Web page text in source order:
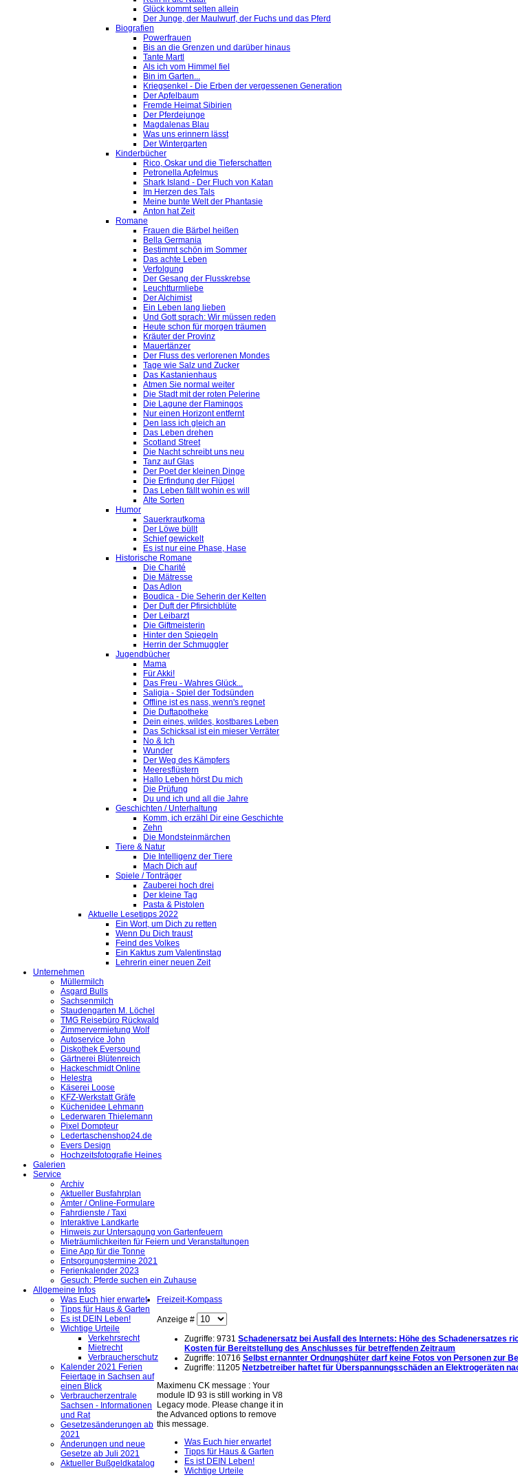
Glück kommt selten allein
Der Junge, der Maulwurf, der Fuchs und das Pferd
Biografien
Powerfrauen
Bis an die Grenzen und darüber hinaus
Tante Martl
Als ich vom Himmel fiel
Bin im Garten...
Kriegsenkel - Die Erben der vergessenen Generation
Der Apfelbaum
Fremde Heimat Sibirien
Der Pferdejunge
Magdalenas Blau
Was uns erinnern lässt
Der Wintergarten
Kinderbücher
Rico, Oskar und die Tieferschatten
Petronella Apfelmus
Shark Island - Der Fluch von Katan
Im Herzen des Tals
Meine bunte Welt der Phantasie
Anton hat Zeit
Romane
Frauen die Bärbel heißen
Bella Germania
Bestimmt schön im Sommer
Das achte Leben
Verfolgung
Der Gesang der Flusskrebse
Leuchtturmliebe
Der Alchimist
Ein Leben lang lieben
Und Gott sprach: Wir müssen reden
Heute schon für morgen träumen
Kräuter der Provinz
Mauertänzer
Der Fluss des verlorenen Mondes
Tage wie Salz und Zucker
Das Kastanienhaus
Atmen Sie normal weiter
Die Stadt mit der roten Pelerine
Die Lagune der Flamingos
Nur einen Horizont entfernt
Den lass ich gleich an
Das Leben drehen
Scotland Street
Die Nacht schreibt uns neu
Tanz auf Glas
Der Poet der kleinen Dinge
Die Erfindung der Flügel
Das Leben fällt wohin es will
Alte Sorten
Humor
Sauerkrautkoma
Der Löwe büllt
Schief gewickelt
Es ist nur eine Phase, Hase
Historische Romane
Die Charité
Die Mätresse
Das Adlon
Boudica - Die Seherin der Kelten
Der Duft der Pfirsichblüte
Der Leibarzt
Die Giftmeisterin
Hinter den Spiegeln
Herrin der Schmuggler
Jugendbücher
Mama
Für Akki!
Das Freu - Wahres Glück...
Saligia - Spiel der Todsünden
Offline ist es nass, wenn's regnet
Die Duftapotheke
Dein eines, wildes, kostbares Leben
Das Schicksal ist ein mieser Verräter
No & Ich
Wunder
Der Weg des Kämpfers
Meeresflüstern
Hallo Leben hörst Du mich
Die Prüfung
Du und ich und all die Jahre
Geschichten / Unterhaltung
Komm, ich erzähl Dir eine Geschichte
Zehn
Die Mondsteinmärchen
Tiere & Natur
Die Intelligenz der Tiere
Mach Dich auf
Spiele / Tonträger
Zauberei hoch drei
Der kleine Tag
Pasta & Pistolen
Aktuelle Lesetipps 2022
Ein Wort, um Dich zu retten
Wenn Du Dich traust
Feind des Volkes
Ein Kaktus zum Valentinstag
Lehrerin einer neuen Zeit
Unternehmen
Müllermilch
Asgard Bulls
Sachsenmilch
Staudengarten M. Löchel
TMG Reisebüro Rückwald
Zimmervermietung Wolf
Autoservice John
Diskothek Eversound
Gärtnerei Blütenreich
Hackeschmidt Online
Helestra
Käserei Loose
KFZ-Werkstatt Gräfe
Küchenidee Lehmann
Lederwaren Thielemann
Pixel Dompteur
Ledertaschenshop24.de
Evers Design
Hochzeitsfotografie Heines
Galerien
Service
Archiv
Aktueller Busfahrplan
Ämter / Online-Formulare
Fahrdienste / Taxi
Interaktive Landkarte
Hinweis zur Untersagung von Gartenfeuern
Mieträumlichkeiten für Feiern und Veranstaltungen
Eine App für die Tonne
Entsorgungstermine 2021
Ferienkalender 2023
Gesuch: Pferde suchen ein Zuhause
Allgemeine Infos
Was Euch hier erwartet
Tipps für Haus & Garten
Es ist DEIN Leben!
Wichtige Urteile
Verkehrsrecht
Mietrecht
Verbraucherschutz
Kalender 2021 Ferien
Feiertage in Sachsen auf
einen Blick
Verbraucherzentrale
Sachsen - Informationen
und Rat
Gesetzesänderungen ab
2021
Änderungen und neue
Gesetze ab Juli 2021
Aktueller Bußgeldkatalog
Freizeit-Kompass
Anzeige #
Zugriffe: 9731 Schadenersatz bei Ausfall des Internets: Höhe des Schadenersatzes
Kosten für Bereitstellung des Anschlusses für betreffenden Zeitraum
Zugriffe: 10716 Selbst ernannter Ordnungshüter darf keine Fotos von Personen zur
Zugriffe: 11205 Netzbetreiber haftet für Über­spannungs­schäden an Elektrogeräten
Maximenu CK message : Your
module ID 93 is still working in V8
Legacy mode. Please change it in
the Advanced options to remove
this message.
Was Euch hier erwartet
Tipps für Haus & Garten
Es ist DEIN Leben!
Wichtige Urteile